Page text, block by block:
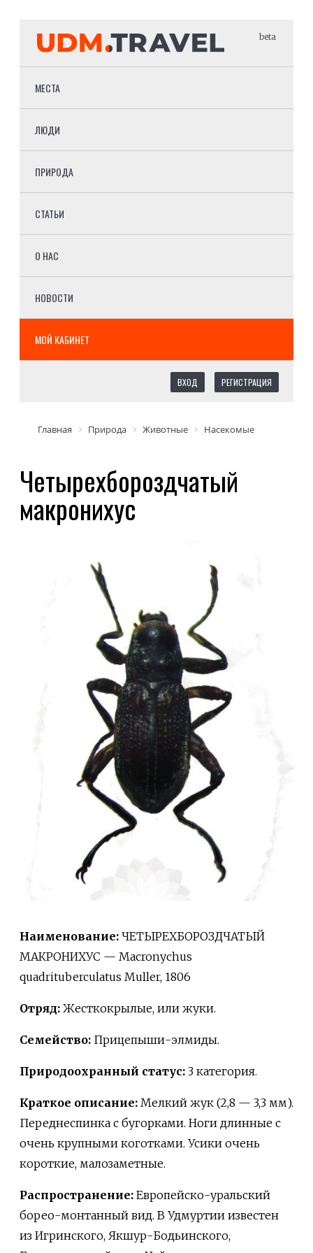
beta
МЕСТА
ЛЮДИ
ПРИРОДА
СТАТЬИ
О НАС
НОВОСТИ
МОЙ КАБИНЕТ
ВХОД РЕГИСТРАЦИЯ
Главная Природа Животные Насекомые
Четырехбороздчатый
макронихус
Наименование: ЧЕТЫРЕХБОРОЗДЧАТЫЙ
МАКРОНИХУС — Macronychus
quadrituberculatus Muller, 1806
Отряд: Жесткокрылые, или жуки.
Семейство: Прицепыши-элмиды.
Природоохранный статус: 3 категория.
Краткое описание: Мелкий жук (2,8 — 3,3 мм).
Переднеспинка с бугорками. Ноги длинные с
очень крупными коготками. Усики очень
короткие, малозаметные.
Распространение: Европейско-уральский
борео-монтанный вид. В Удмуртии известен
из Игринского, Якшур-Бодьинского,